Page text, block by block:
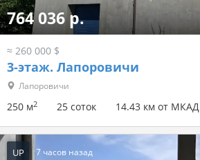
764 036 р.
≈ 260 000 $
3-этаж. Лапоровичи
Лапоровичи
250 м2 25 соток 14.43 км от МКАД
UP 7 часов назад